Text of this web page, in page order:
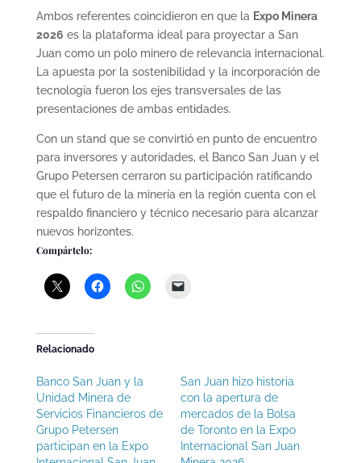
Ambos referentes coincidieron en que la Expo Minera
2026 es la plataforma ideal para proyectar a San
Juan como un polo minero de relevancia internacional.
La apuesta por la sostenibilidad y la incorporación de
tecnología fueron los ejes transversales de las
presentaciones de ambas entidades.
Con un stand que se convirtió en punto de encuentro
para inversores y autoridades, el Banco San Juan y el
Grupo Petersen cerraron su participación ratificando
que el futuro de la minería en la región cuenta con el
respaldo financiero y técnico necesario para alcanzar
nuevos horizontes.
Compártelo:
Relacionado
Banco San Juan y la
Unidad Minera de
Servicios Financieros de
Grupo Petersen
participan en la Expo
San Juan hizo historia
con la apertura de
mercados de la Bolsa
de Toronto en la Expo
Internacional San Juan